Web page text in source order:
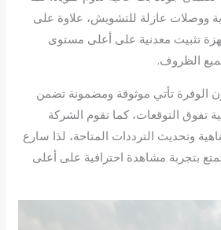
ووصلات عازلة للتشويش، علاوة على
تثبيت معدنية على أعلى مستوى
الظروف.
الوفرة تأتي موثوقة ومضمونة تضمن
تفوق التوقعات، كما تقوم الشركة
وتحديث الترددات المتاحة، لذا سارع
بتجربة مشاهدة احترافية على أعلى